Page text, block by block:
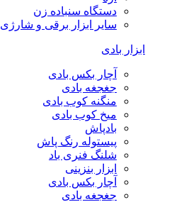
دستگاه سنباده زن
سایر ابزار برقی و شارژی
ابزار بادی
آچار بکس بادی
جغجغه بادی
منگنه کوب بادی
میخ کوب بادی
بادپاش
پیستوله رنگ پاش
شلنگ فنری باد
ابزار بنزینی
آچار بکس بادی
جغجغه بادی